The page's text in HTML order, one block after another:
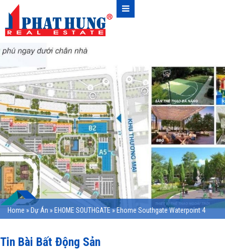
Home » Dự Án » EHOME SOUTHGATE»Ehome Southgate Waterpoint 4
Tin Bài Bất Động Sản